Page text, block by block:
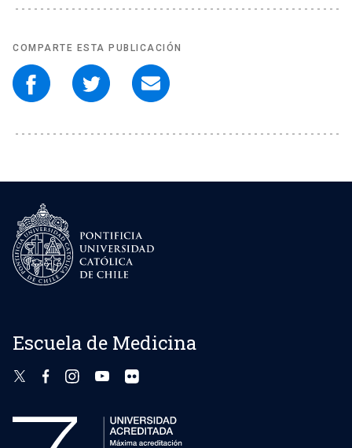
COMPARTE ESTA PUBLICACIÓN
Escuela de Medicina